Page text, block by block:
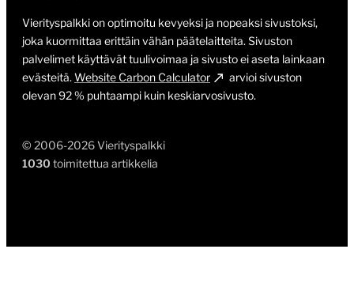
© 2006-2026 Vierityspalkki
1030 toimitettua artikkelia
Vierityspalkki on optimoitu kevyeksi ja nopeaksi sivustoksi,
joka kuormittaa erittäin vähän päätelaitteita. Sivuston
palvelimet käyttävät tuulivoimaa ja sivusto ei aseta lainkaan
evästeitä. Website Carbon Calculator
arvioi sivuston
olevan 92 % puhtaampi kuin keskiarvosivusto.